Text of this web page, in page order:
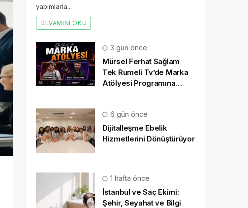
yapımlarla...
DEVAMINI OKU
3 gün önce
Mürsel Ferhat Sağlam
Tek Rumeli Tv’de Marka
Atölyesi Programına
6 gün önce
Dijitalleşme Ebelik
Hizmetlerini Dönüştürüyor
1 hafta önce
İstanbul ve Saç Ekimi:
Şehir, Seyahat ve Bilgi